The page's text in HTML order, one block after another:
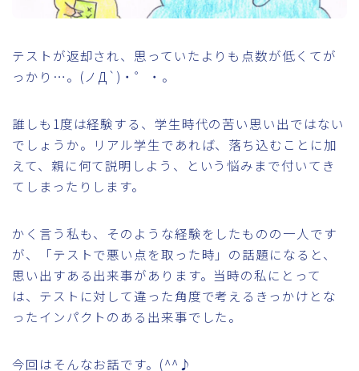
テストが返却され、思っていたよりも点数が低くてが
っかり…。(ノД`)・゜・。
誰しも1度は経験する、学生時代の苦い思い出ではない
でしょうか。リアル学生であれば、落ち込むことに加
えて、親に何て説明しよう、という悩みまで付いてき
てしまったりします。
かく言う私も、そのような経験をしたものの一人です
が、「テストで悪い点を取った時」の話題になると、
思い出すある出来事があります。当時の私にとって
は、テストに対して違った角度で考えるきっかけとな
ったインパクトのある出来事でした。
今回はそんなお話です。(^^♪